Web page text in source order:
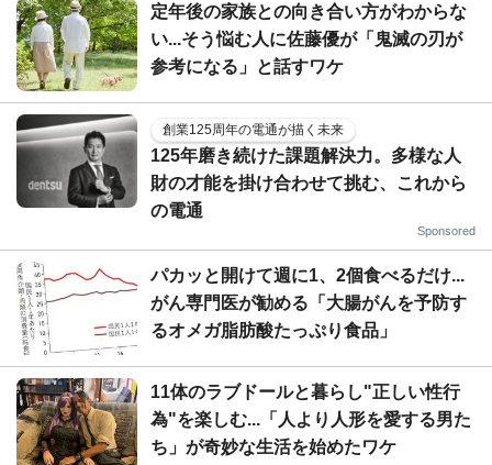
定年後の家族との向き合い方がわからな
い...そう悩む人に佐藤優が「鬼滅の刃が
参考になる」と話すワケ
創業125周年の電通が描く未来
125年磨き続けた課題解決力。多様な人
財の才能を掛け合わせて挑む、これから
の電通
Sponsored
パカッと開けて週に1、2個食べるだけ...
がん専門医が勧める「大腸がんを予防す
るオメガ脂肪酸たっぷり食品」
11体のラブドールと暮らし"正しい性行
為"を楽しむ...「人より人形を愛する男た
ち」が奇妙な生活を始めたワケ